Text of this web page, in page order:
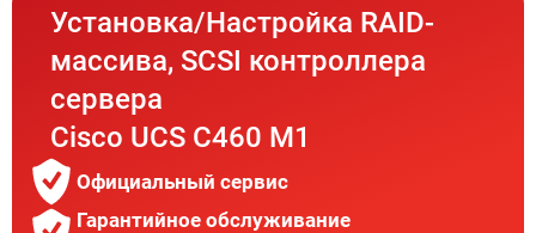
Установка/Настройка RAID-
массива, SCSI контроллера
сервера
Cisco UCS C460 M1
Официальный сервис
Гарантийное обслуживание